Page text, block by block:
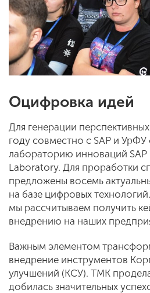
Оцифровка идей
Для генерации
году совместно с SAP и УрФУ
лабораторию инноваций
Laboratory. Для проработки
предложены восемь
на базе цифровых
мы рассчитываем получить
внедрению на наших
Важным элементом
внедрение инструментов
улучшений (КСУ). ТМК
добилась значительных